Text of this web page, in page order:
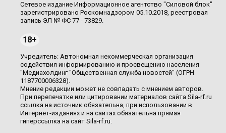
Сетевое издание Информационное агентство "Силовой блок"
зарегистрировано Роскомнадзором 05.10.2018, реестровая
запись ЭЛ № ФС 77 - 73829.
18+
Учредитель: Автономная некоммерческая организация
содействия информированию и просвещению населения
"Медиахолдинг "Общественная служба новостей" (ОГРН
1187700006328).
Мнение редакции может не совпадать с мнением авторов.
При перепечатке или цитировании материалов сайта Sila-rf.ru
ссылка на источник обязательна, при использовании в
Интернет-изданиях и на сайтах обязательна прямая
гиперссылка на сайт Sila-rf.ru.